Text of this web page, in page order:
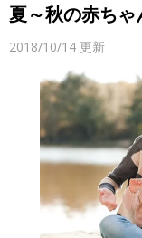
夏～秋の赤ち
2018/10/14 更新